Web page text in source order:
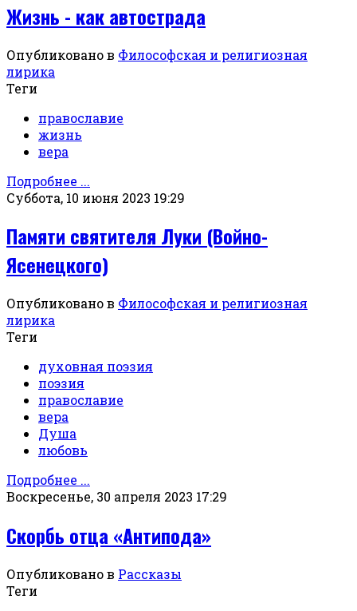
Жизнь - как автострада
Опубликовано в Философская и религиозная
лирика
Теги
православие
жизнь
вера
Подробнее ...
Суббота, 10 июня 2023 19:29
Памяти святителя Луки (Войно-
Ясенецкого)
Опубликовано в Философская и религиозная
лирика
Теги
духовная поэзия
поэзия
православие
вера
Душа
любовь
Подробнее ...
Воскресенье, 30 апреля 2023 17:29
Скорбь отца «Антипода»
Опубликовано в Рассказы
Теги